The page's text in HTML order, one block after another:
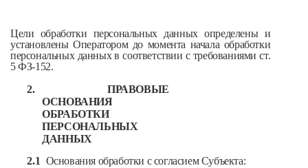
Цели обработки персональных данных определены и
установлены Оператором до момента начала обработки
персональных данных в соответствии с требованиями ст.
5 ФЗ-152.
2.
ПРАВОВЫЕ
ОСНОВАНИЯ
ОБРАБОТКИ
ПЕРСОНАЛЬНЫХ
ДАННЫХ
2.1 Основания обработки с согласием Субъекта: